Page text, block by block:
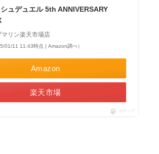
ュデュエル 5th ANNIVERSARY
リン楽天市場店
01/11 11:43時点 | Amazon調べ）
Amazon
楽天市場
ポチップ